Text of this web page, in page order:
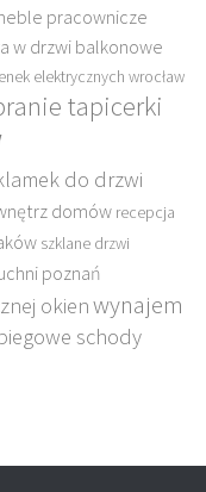
pracownicze
w drzwi balkonowe
elektrycznych wrocław
tapicerki
do drzwi
domów recepcja
szklane drzwi
poznań
okienwynajem
schody